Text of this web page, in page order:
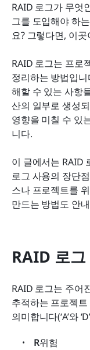
RAID 로그가 무엇
그를 도입해야 하
요? 그렇다면, 이
RAID 로그는 프로
정리하는 방법입
해할 수 있는 사항
산의 일부로 생성
영향을 미칠 수 있
니다.
이 글에서는 RAID
로그 사용의 장단
스나 프로젝트를
만드는 방법도 안
RAID 로
RAID 로그는 주어
추적하는 프로젝
의미합니다(‘A’와
R위험
Lark에서 RAID
RAID 로그에
RAID뿐만 아니
하고 공유하기
오늘 RAID 로